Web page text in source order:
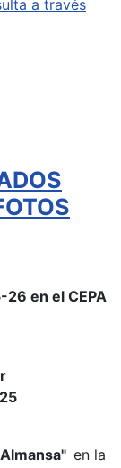
a través
en el CEPA
en la